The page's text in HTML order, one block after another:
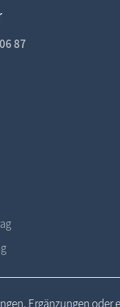
87
Ergänzungen oder